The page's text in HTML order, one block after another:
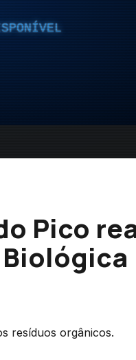
Pico
Biológica
resíduos orgânicos.